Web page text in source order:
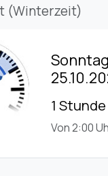
(Winterzeit)
1
Von 2:00